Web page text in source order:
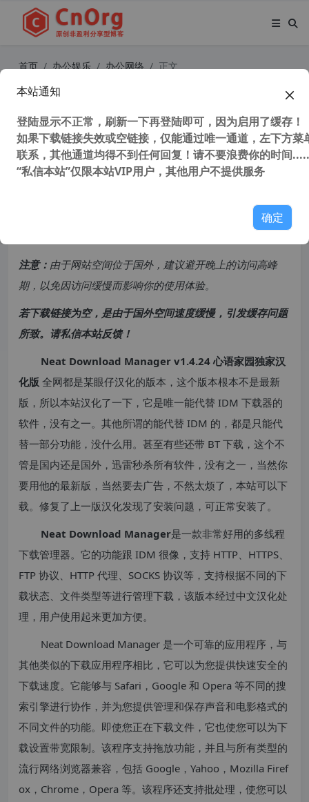
首页 办公娱乐 办公网络 正文
独家汉化 NDM下载器 Neat Downlo
ad Manager v1.4.24 汉化中文版 (唯
一取代idm下载器软件)
114,859 次浏览次阅读
注意： 由于网站空间位于国外，建议避开晚上的访问高峰
期，以免因访问缓慢而影响你的使用体验。
若下载链接为空，是由于国外空间速度缓慢，引发缓存问题
所致。请私信本站反馈！
Neat Download Manager v1.4.24 心语家园独家汉
化版 全网都是某眼仔汉化的版本，这个版本根本不是最新
版，所以本站汉化了一下，它是唯一能代替 IDM 下载器的
软件，没有之一。其他所谓的能代替 IDM 的，都是只能代
替一部分功能，没什么用。甚至有些还带 BT 下载，这个不
管是国内还是国外，迅雷秒杀所有软件，没有之一，当然你
要用他的最新版，当然要去广告，不然太烦了，本站可以下
载。修复了上一版汉化发现了安装问题，可正常安装了。
Neat Download Manager是一款非常好用的多线程
下载管理器。它的功能跟 IDM 很像，支持 HTTP、HTTPS、
FTP 协议、HTTP 代理、SOCKS 协议等，支持根据不同的下
载状态、文件类型等进行管理下载，该版本经过中文汉化处
理，用户使用起来更加方便。
Neat Download Manager 是一个可靠的应用程序，与
其他类似的下载应用程序相比，它可以为您提供快速安全的
下载速度。它能够与 Safari，Google 和 Opera 等不同的搜
索引擎进行协作，并为您提供管理和保存声音和电影格式的
不同文件的功能。即使您正在下载文件，它也使您可以为下
载设置带宽限制。该程序支持拖放功能，并且与所有类型的
流行网络浏览器兼容，包括 Google，Yahoo，Mozilla Firef
ox，Chrome，Opera 等。该程序还支持批处理，使您可以
本站通知
登陆显示不正常，刷新一下再登陆即可，因为启用了缓存！
如果下载链接失效或空链接，仅能通过唯一通道，左下方菜
联系，其他通道均得不到任何回复！请不要浪费你的时间
“私信本站”仅限本站VIP用户，其他用户不提供服务
确定